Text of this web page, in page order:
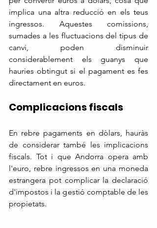
implica una altra reducció en els teus
ingressos. Aquestes comissions,
sumades a les fluctuacions del tipus de
canvi, poden disminuir
considerablement els guanys que
hauries obtingut si el pagament es fes
directament en euros.
Complicacions fiscals
En rebre pagaments en dòlars, hauràs
de considerar també les implicacions
fiscals. Tot i que Andorra opera amb
l'euro, rebre ingressos en una moneda
estrangera pot complicar la declaració
d'impostos i la gestió comptable de les
propietats.